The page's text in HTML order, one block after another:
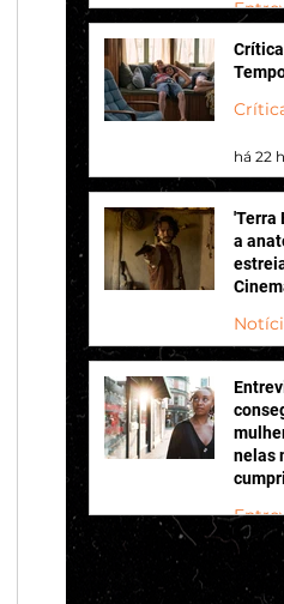
há 18
há 22
'Terra
a
nelas
há 23